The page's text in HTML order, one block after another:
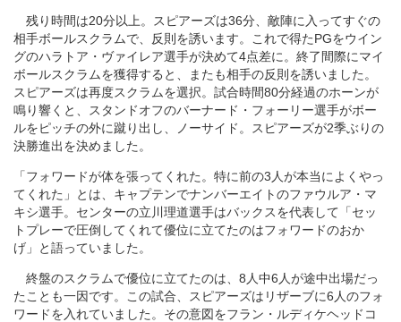
残り時間は20分以上。スピアーズは36分、敵陣に入ってすぐの
相手ボールスクラムで、反則を誘います。これで得たPGをウイン
グのハラトア・ヴァイレア選手が決めて4点差に。終了間際にマイ
ボールスクラムを獲得すると、またも相手の反則を誘いました。
スピアーズは再度スクラムを選択。試合時間80分経過のホーンが
鳴り響くと、スタンドオフのバーナード・フォーリー選手がボー
ルをピッチの外に蹴り出し、ノーサイド。スピアーズが2季ぶりの
決勝進出を決めました。
「フォワードが体を張ってくれた。特に前の3人が本当によくやっ
てくれた」とは、キャプテンでナンバーエイトのファウルア・マ
キシ選手。センターの立川理道選手はバックスを代表して「セッ
トプレーで圧倒してくれて優位に立てたのはフォワードのおか
げ」と語っていました。
終盤のスクラムで優位に立てたのは、8人中6人が途中出場だっ
たことも一因です。この試合、スピアーズはリザーブに6人のフォ
ワードを入れていました。その意図をフラン・ルディケヘッドコ